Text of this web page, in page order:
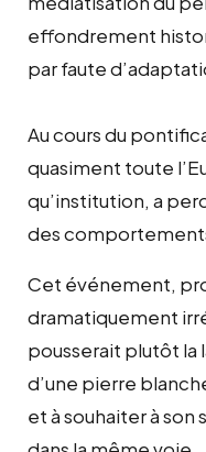
effondrement
par faute
Au cours du
quasiment toute
qu’institution, a
des
Cet événement,
dramatiquement
pousserait plutôt la
d’une pierre
et à souhaiter à son